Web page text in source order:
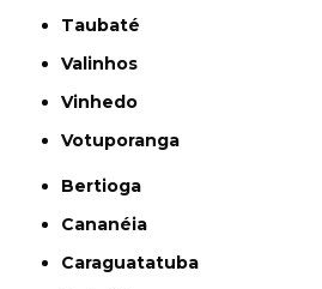
Taubaté
Valinhos
Vinhedo
Votuporanga
Bertioga
Cananéia
Caraguatatuba